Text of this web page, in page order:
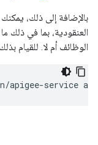
بالإضافة إلى ذلك،
العنقودية، بما في ذلك
الوظائف أم لا. للقيام
apigee-service